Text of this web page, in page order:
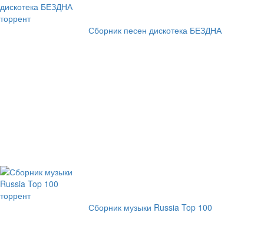
Сборник песен дискотека БЕЗДНА
Сборник музыки Russia Top 100